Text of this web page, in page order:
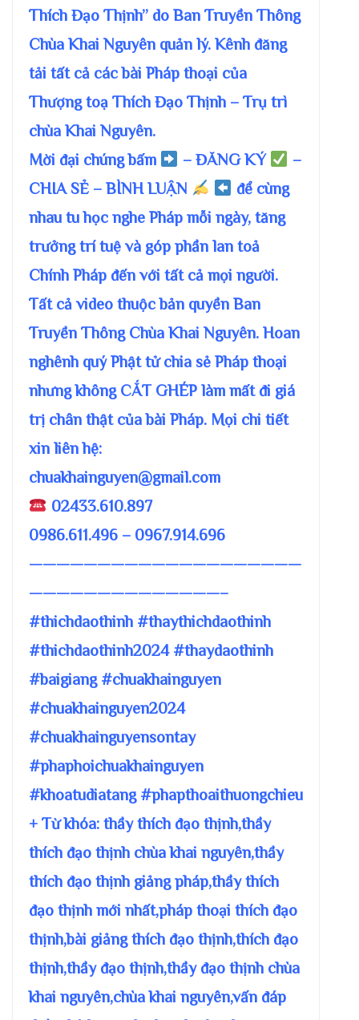
Thích Đạo Thịnh” do Ban Truyền Thông
Chùa Khai Nguyên quản lý. Kênh đăng
tải tất cả các bài Pháp thoại của
Thượng toạ Thích Đạo Thịnh – Trụ trì
chùa Khai Nguyên.
Mời đại chúng bấm
– ĐĂNG KÝ
–
CHIA SẺ – BÌNH LUẬN
để cùng
nhau tu học nghe Pháp mỗi ngày, tăng
trưởng trí tuệ và góp phần lan toả
Chính Pháp đến với tất cả mọi người.
Tất cả video thuộc bản quyền Ban
Truyền Thông Chùa Khai Nguyên. Hoan
nghênh quý Phật tử chia sẻ Pháp thoại
nhưng không CẮT GHÉP làm mất đi giá
trị chân thật của bài Pháp. Mọi chi tiết
xin liên hệ:
chuakhainguyen@gmail.com
02433.610.897
0986.611.496 – 0967.914.696
————————————————————
——————————————–
#thichdaothinh #thaythichdaothinh
#thichdaothinh2024 #thaydaothinh
#baigiang #chuakhainguyen
#chuakhainguyen2024
#chuakhainguyensontay
#phaphoichuakhainguyen
#khoatudiatang #phapthoaithuongchieu
+ Từ khóa: thầy thích đạo thịnh,thầy
thích đạo thịnh chùa khai nguyên,thầy
thích đạo thịnh giảng pháp,thầy thích
đạo thịnh mới nhất,pháp thoại thích đạo
thịnh,bài giảng thích đạo thịnh,thích đạo
thịnh,thầy đạo thịnh,thầy đạo thịnh chùa
khai nguyên,chùa khai nguyên,vấn đáp